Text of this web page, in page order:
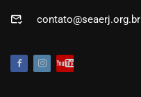
contato@seaerj.org.br